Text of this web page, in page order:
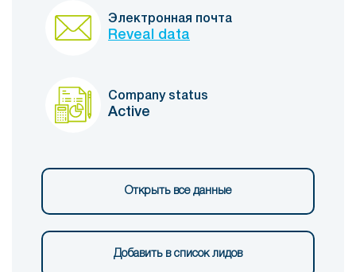
Электронная почта
Reveal data
Company status
Active
Открыть все данные
Добавить в список лидов